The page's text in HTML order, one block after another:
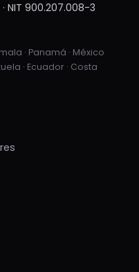
NIT 900.207.008-3
· Panamá · México
· Ecuador · Costa